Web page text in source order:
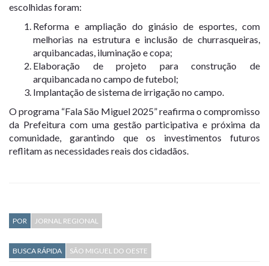
escolhidas foram:
Reforma e ampliação do ginásio de esportes, com
melhorias na estrutura e inclusão de churrasqueiras,
arquibancadas, iluminação e copa;
Elaboração de projeto para construção de
arquibancada no campo de futebol;
Implantação de sistema de irrigação no campo.
O programa “Fala São Miguel 2025” reafirma o compromisso
da Prefeitura com uma gestão participativa e próxima da
comunidade, garantindo que os investimentos futuros
reflitam as necessidades reais dos cidadãos.
POR JORNAL REGIONAL
BUSCA RÁPIDA SÃO MIGUEL DO OESTE